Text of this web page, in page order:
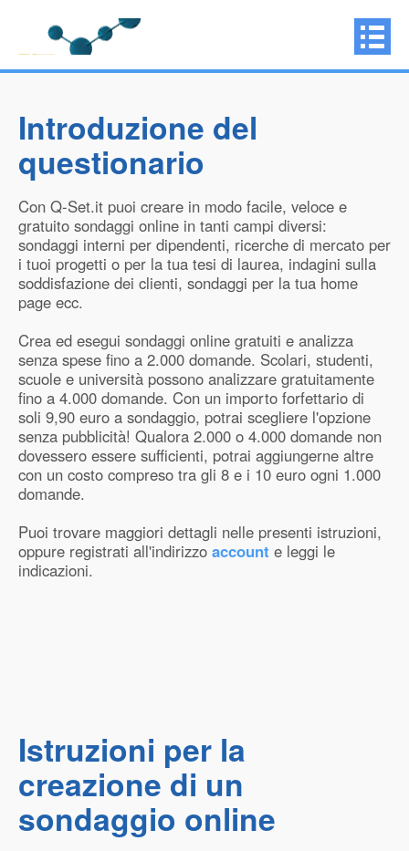
Introduzione del
questionario
Con Q-Set.it puoi creare in modo facile, veloce e
gratuito sondaggi online in tanti campi diversi:
sondaggi interni per dipendenti, ricerche di mercato per
i tuoi progetti o per la tua tesi di laurea, indagini sulla
soddisfazione dei clienti, sondaggi per la tua home
page ecc.
Crea ed esegui sondaggi online gratuiti e analizza
senza spese fino a 2.000 domande. Scolari, studenti,
scuole e università possono analizzare gratuitamente
fino a 4.000 domande. Con un importo forfettario di
soli 9,90 euro a sondaggio, potrai scegliere l'opzione
senza pubblicità! Qualora 2.000 o 4.000 domande non
dovessero essere sufficienti, potrai aggiungerne altre
con un costo compreso tra gli 8 e i 10 euro ogni 1.000
domande.
Puoi trovare maggiori dettagli nelle presenti istruzioni,
oppure registrati all'indirizzo account e leggi le
indicazioni.
Istruzioni per la
creazione di un
sondaggio online